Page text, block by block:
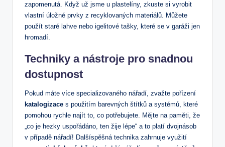
zapomenutá. Když už jsme u plastelíny, zkuste si vyrobit
vlastní úložné prvky z recyklovaných materiálů. Můžete
použít staré lahve nebo igelitové tašky, které se v garáži jen
hromadí.
Techniky a nástroje pro snadnou
dostupnost
Pokud máte více specializovaného nářadí, zvažte pořízení
katalogizace s použitím barevných štítků a systémů, které
pomohou rychle najít to, co potřebujete. Mějte na paměti, že
„co je hezky uspořádáno, ten žije lépe“ a to platí dvojnásob
v případě nářadí! Dalšíspěšná technika zahrnuje využití